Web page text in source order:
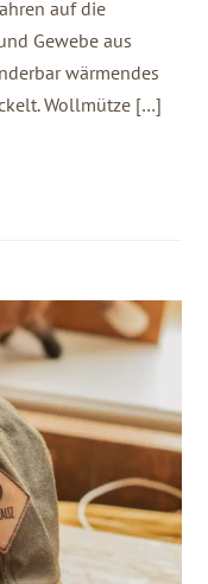
auf die
Gewebe aus
wärmendes
Wollmütze […]